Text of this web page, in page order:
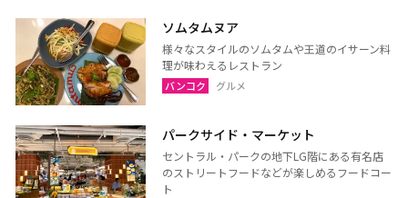
ソムタムヌア
様々なスタイルのソムタムや王道のイサーン料
理が味わえるレストラン
バンコク グルメ
パークサイド・マーケット
セントラル・パークの地下LG階にある有名店
のストリートフードなどが楽しめるフードコー
ト